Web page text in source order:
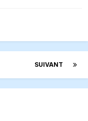
SUIVANT